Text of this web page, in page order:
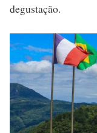
degustação.